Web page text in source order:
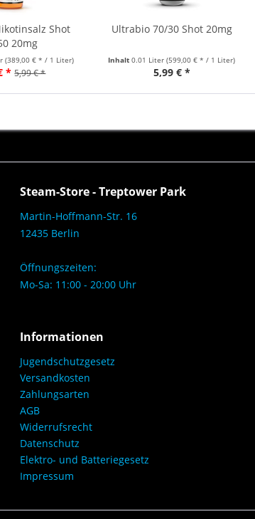
Shot
20mg
(389,00 € * / 1 Liter)
* 5,99 € *
Ultrabio 70/30 Shot 20mg
Inhalt0.01 Liter(599,00 € * / 1 Liter)
5,99 € *
Steam-Store - Treptower Park
Martin-Hoffmann-Str. 16
12435 Berlin
Öffnungszeiten:
Mo-Sa: 11:00 - 20:00 Uhr
Informationen
Jugendschutzgesetz
Versandkosten
Zahlungsarten
AGB
Widerrufsrecht
Datenschutz
Elektro- und Batteriegesetz
Impressum